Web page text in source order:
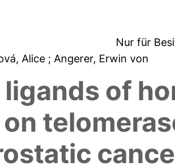
Nur für
Alice ; Angerer, Erwin von
of